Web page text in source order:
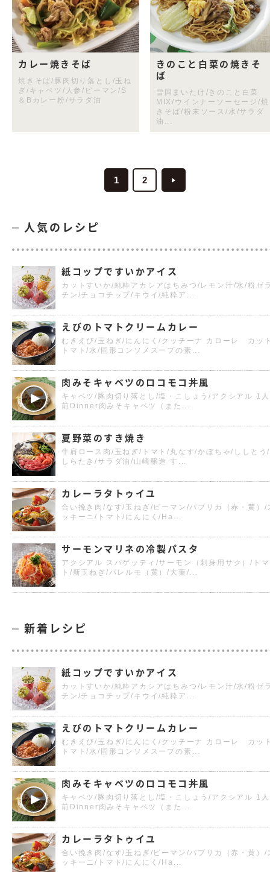
カレー焼きそば
焼きそば/豚肉切り落とし/玉ね
ぎ/キャベツ/人参/ピーマン/S
＆Bカレー粉/サラダ油
きのこと白菜の焼きそ
ば
雪国まいたけ/きのこと白菜
MIX/ウインナーソーセージ/焼
きそば/粉末ソース/水/サラダ
油...
1 2
人気のレシピ
紙コップですいかアイス
カットすいか/純粋アカシアはちみつ/レモン汁/水/粉ゼ
チン/チョコチップ/キウイ/純粋ア...
えびのトマトクリームカレー
むきえび/玉ねぎ/にんにく/クッチーナ カローレ カッ
トマト/水/固形コンソメスープの素...
肉みそキャベツのロコモコ丼風
キャベツ/豚肉切り落とし/塩・こしょう/アクシアル 1人
前Dinner肉みそキャベツ（また...
夏野菜のすき焼き
牛肩ロース肉/玉ねぎ/トマト/丸なす/かぼちゃ/ししとう/
しらたき/サラダ油/山崎醸造 す...
カレーラタトゥイユ
合い挽き肉/なす/玉ねぎ/ピーマン/パプリカ（赤・黄）/
ッキーニ/トマト/にんにく/Ha...
サーモンマリネの冷製パスタ
アクシアル スパゲッティ/サーモン（刺身用サク）/トマ
ト/新玉ねぎ/パレルモ（黄）/大葉/...
新着レシピ
紙コップですいかアイス
カットすいか/純粋アカシアはちみつ/レモン汁/水/粉ゼ
チン/チョコチップ/キウイ/純粋ア...
えびのトマトクリームカレー
むきえび/玉ねぎ/にんにく/クッチーナ カローレ カッ
トマト/水/固形コンソメスープの素...
肉みそキャベツのロコモコ丼風
キャベツ/豚肉切り落とし/塩・こしょう/アクシアル 1人
前Dinner肉みそキャベツ（また...
カレーラタトゥイユ
合い挽き肉/なす/玉ねぎ/ピーマン/パプリカ（赤・黄）/
ッキーニ/トマト/にんにく/Ha...